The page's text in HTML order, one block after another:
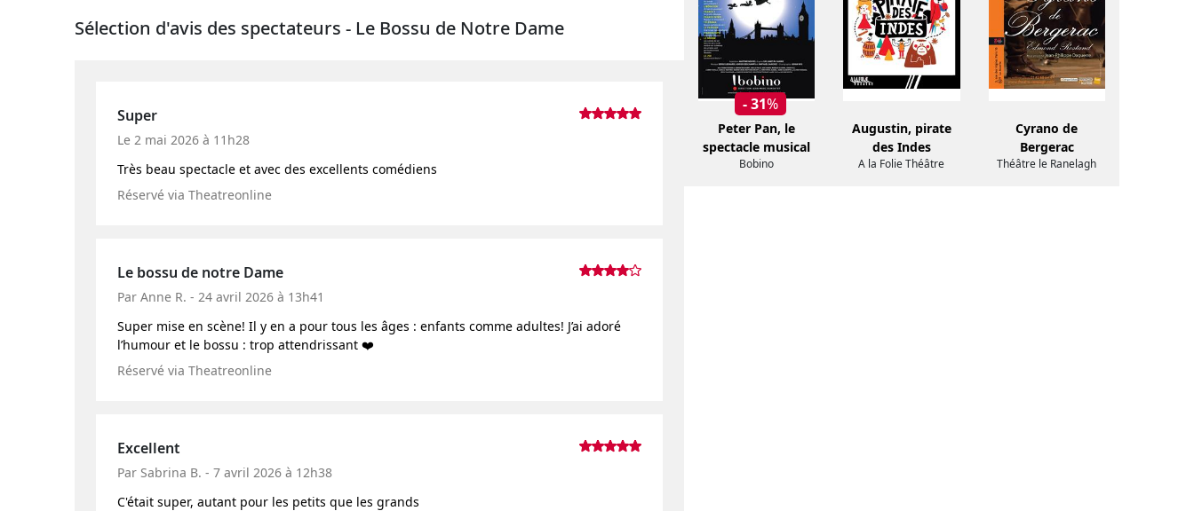
Sélection d'avis des spectateurs - Le Bossu de Notre Dame
Super
Le 2 mai 2026 à 11h28
Très beau spectacle et avec des excellents comédiens
Réservé via Theatreonline
Le bossu de notre Dame
Par Anne R. - 24 avril 2026 à 13h41
Super mise en scène! Il y en a pour tous les âges : enfants comme adultes! J’ai adoré
l’humour et le bossu : trop attendrissant ❤️
Réservé via Theatreonline
Excellent
Par Sabrina B. - 7 avril 2026 à 12h38
C'était super, autant pour les petits que les grands
- 31%
Peter Pan, le
spectacle musical
Bobino
Augustin, pirate
des Indes
A la Folie Théâtre
Cyrano de
Bergerac
Théâtre le Ranelagh